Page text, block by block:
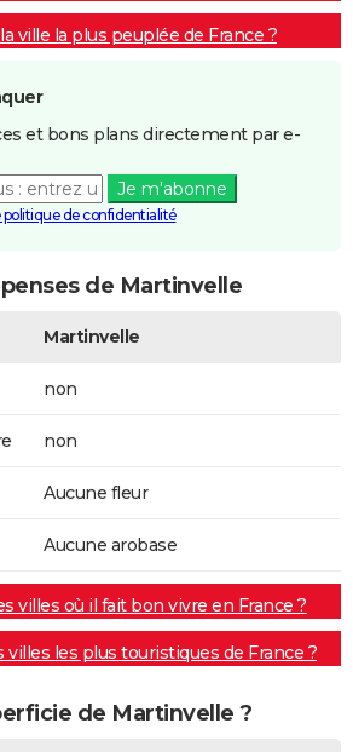
ville la plus peuplée de France ?
et bons plans directement par e-
Je m'abonne
politique de confidentialité
de Martinvelle
Martinvelle
non
non
Aucune fleur
Aucune arobase
villes où il fait bon vivre en France ?
villes les plus touristiques de France ?
de Martinvelle ?